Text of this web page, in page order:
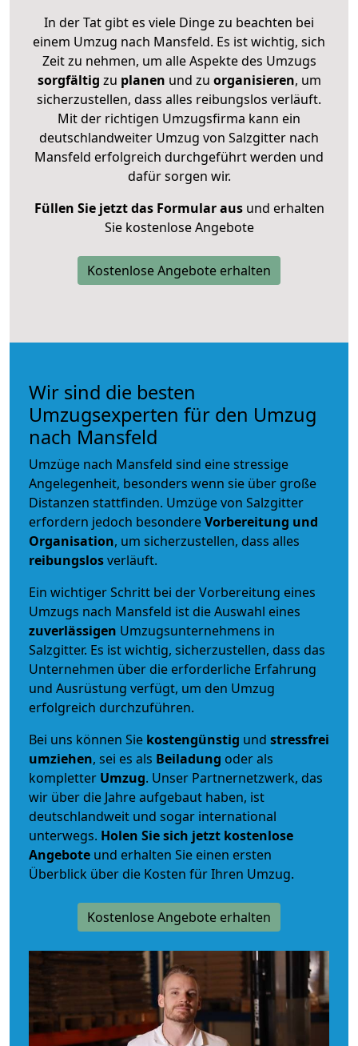
In der Tat gibt es viele Dinge zu beachten bei
einem Umzug nach Mansfeld. Es ist wichtig, sich
Zeit zu nehmen, um alle Aspekte des Umzugs
sorgfältig zu planen und zu organisieren, um
sicherzustellen, dass alles reibungslos verläuft.
Mit der richtigen Umzugsfirma kann ein
deutschlandweiter Umzug von Salzgitter nach
Mansfeld erfolgreich durchgeführt werden und
dafür sorgen wir.
Füllen Sie jetzt das Formular ausund erhalten
Sie kostenlose Angebote
Kostenlose Angebote erhalten
Wir sind die besten
Umzugsexperten für den Umzug
nach Mansfeld
Umzüge nach Mansfeld sind eine stressige
Angelegenheit, besonders wenn sie über große
Distanzen stattfinden. Umzüge von Salzgitter
erfordern jedoch besondereVorbereitung und
Organisation, um sicherzustellen, dass alles
reibungslosverläuft.
Ein wichtiger Schritt bei der Vorbereitung eines
Umzugs nach Mansfeld ist die Auswahl eines
zuverlässigen Umzugsunternehmens in
Salzgitter. Es ist wichtig, sicherzustellen, dass das
Unternehmen über die erforderliche Erfahrung
und Ausrüstung verfügt, um den Umzug
erfolgreich durchzuführen.
Bei uns können Sie kostengünstig und stressfrei
umziehen, sei es als Beiladung oder als
kompletter Umzug. Unser Partnernetzwerk, das
wir über die Jahre aufgebaut haben, ist
deutschlandweit und sogar international
unterwegs. Holen Sie sich jetzt kostenlose
Angebote und erhalten Sie einen ersten
Überblick über die Kosten für Ihren Umzug.
Kostenlose Angebote erhalten